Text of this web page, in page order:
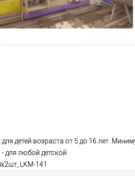
для детей возраста от 5 до 16 лет.
для любой детской.
LKM-141